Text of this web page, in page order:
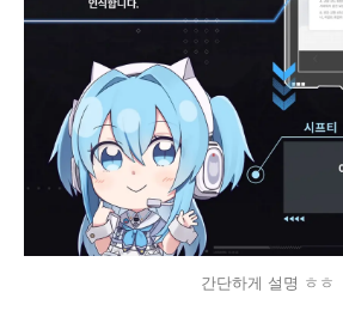
간단하게 설명 ㅎㅎ